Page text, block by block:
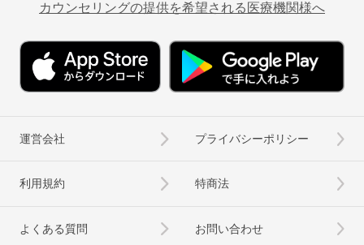
カウンセリングの提供を希望される医療機関様へ
運営会社 プライバシーポリシー
利用規約 特商法
よくある質問 お問い合わせ